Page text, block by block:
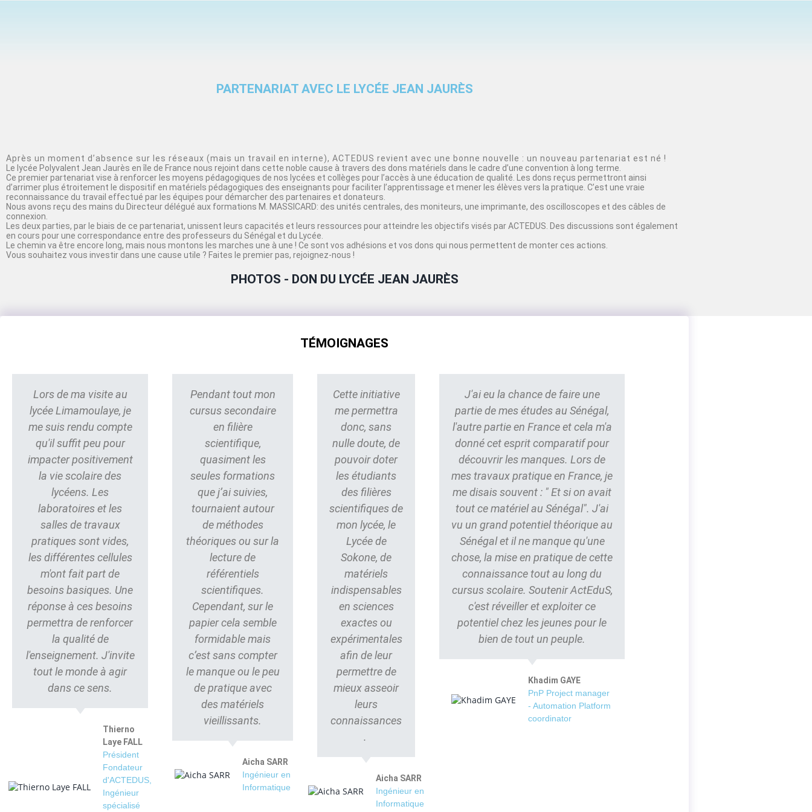
PARTENARIAT AVEC LE LYCÉE JEAN JAURÈS
Après un moment d’absence sur les réseaux (mais un travail en interne), ACTEDUS revient avec une bonne nouvelle : un nouveau partenariat est né !
Le lycée Polyvalent Jean Jaurès en île de France nous rejoint dans cette noble cause à travers des dons matériels dans le cadre d’une convention à long terme.
Ce premier partenariat vise à renforcer les moyens pédagogiques de nos lycées et collèges pour l’accès à une éducation de qualité. Les dons reçus permettront ainsi
d’arrimer plus étroitement le dispositif en matériels pédagogiques des enseignants pour faciliter l’apprentissage et mener les élèves vers la pratique. C’est une vraie
reconnaissance du travail effectué par les équipes pour démarcher des partenaires et donateurs.
Nous avons reçu des mains du Directeur délégué aux formations M. MASSICARD: des unités centrales, des moniteurs, une imprimante, des oscilloscopes et des câbles de
connexion.
Les deux parties, par le biais de ce partenariat, unissent leurs capacités et leurs ressources pour atteindre les objectifs visés par ACTEDUS. Des discussions sont également
en cours pour une correspondance entre des professeurs du Sénégal et du Lycée.
Le chemin va être encore long, mais nous montons les marches une à une ! Ce sont vos adhésions et vos dons qui nous permettent de monter ces actions.
Vous souhaitez vous investir dans une cause utile ? Faites le premier pas, rejoignez-nous !
PHOTOS - DON DU LYCÉE JEAN JAURÈS
TÉMOIGNAGES
Lors de ma visite au
lycée Limamoulaye, je
me suis rendu compte
qu'il suffit peu pour
impacter positivement
la vie scolaire des
lycéens. Les
laboratoires et les
salles de travaux
pratiques sont vides,
les différentes cellules
m'ont fait part de
besoins basiques. Une
réponse à ces besoins
permettra de renforcer
la qualité de
l'enseignement. J'invite
tout le monde à agir
dans ce sens.
Thierno
Laye FALL
Président
Fondateur
d'ACTEDUS,
Ingénieur
spécialisé
Pendant tout mon
cursus secondaire
en filière
scientifique,
quasiment les
seules formations
que j’ai suivies,
tournaient autour
de méthodes
théoriques ou sur la
lecture de
référentiels
scientifiques.
Cependant, sur le
papier cela semble
formidable mais
c’est sans compter
le manque ou le peu
de pratique avec
des matériels
vieillissants.
Aicha SARR
Ingénieur en
Informatique
Cette initiative
me permettra
donc, sans
nulle doute, de
pouvoir doter
les étudiants
des filières
scientifiques de
mon lycée, le
Lycée de
Sokone, de
matériels
indispensables
en sciences
exactes ou
expérimentales
afin de leur
permettre de
mieux asseoir
leurs
connaissances
.
Aicha SARR
Ingénieur en
Informatique
J'ai eu la chance de faire une
partie de mes études au Sénégal,
l'autre partie en France et cela m'a
donné cet esprit comparatif pour
découvrir les manques. Lors de
mes travaux pratique en France, je
me disais souvent : " Et si on avait
tout ce matériel au Sénégal". J'ai
vu un grand potentiel théorique au
Sénégal et il ne manque qu'une
chose, la mise en pratique de cette
connaissance tout au long du
cursus scolaire. Soutenir ActEduS,
c'est réveiller et exploiter ce
potentiel chez les jeunes pour le
bien de tout un peuple.
Khadim GAYE
PnP Project manager
- Automation Platform
coordinator